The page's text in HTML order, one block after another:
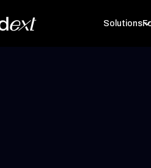
Solutions